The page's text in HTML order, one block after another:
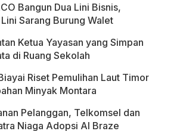
Bangun Dua Lini Bisnis,
Sarang Burung Walet
Ketua Yayasan yang Simpan
di Ruang Sekolah
Riset Pemulihan Laut Timor
Minyak Montara
Pelanggan, Telkomsel dan
Niaga Adopsi AI Braze